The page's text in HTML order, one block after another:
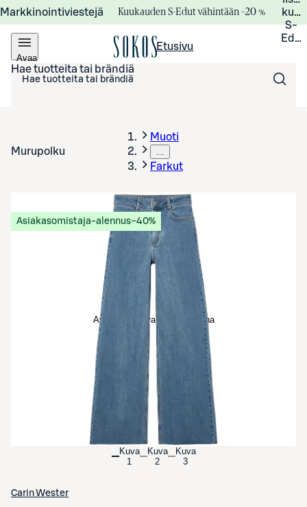
Markkinointiviestejä Kuukauden S-Edut vähintään –20 %
S-
Avaa
valikko
Etusivu
Hae tuotteita tai brändiä
Murupolku
Muoti
…
Farkut
Avaa tuotekuva suurennettuna
Asiakasomistaja-alennus−40%
Kuva
1
Kuva
2
Kuva
3
Carin Wester